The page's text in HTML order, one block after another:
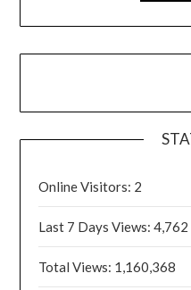
Online Visitors: 2
Last 7 Days Views:4,762
Total Views: 1,160,368